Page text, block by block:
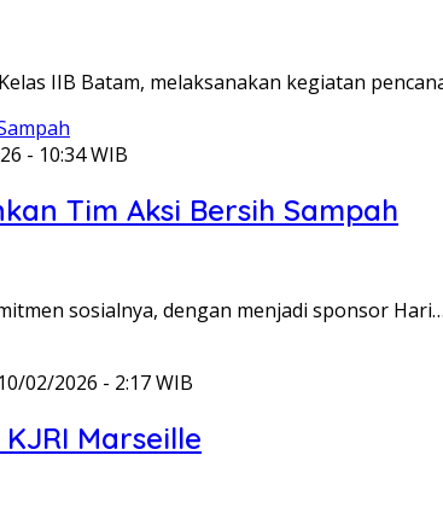
IIB Batam, melaksanakan kegiatan
- 10:34 WIB
Tim Aksi Bersih Sampah
sosialnya, dengan menjadi sponsor Hari…
02/2026 - 2:17 WIB
Marseille